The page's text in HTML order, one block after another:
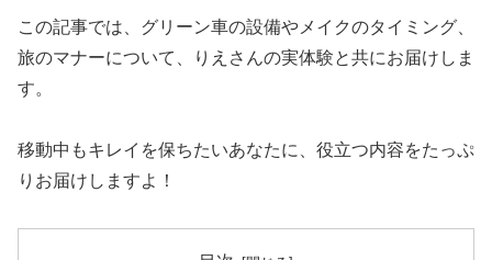
この記事では、グリーン車の設備やメイクのタイミング、
旅のマナーについて、りえさんの実体験と共にお届けしま
す。
移動中もキレイを保ちたいあなたに、役立つ内容をたっぷ
りお届けしますよ！